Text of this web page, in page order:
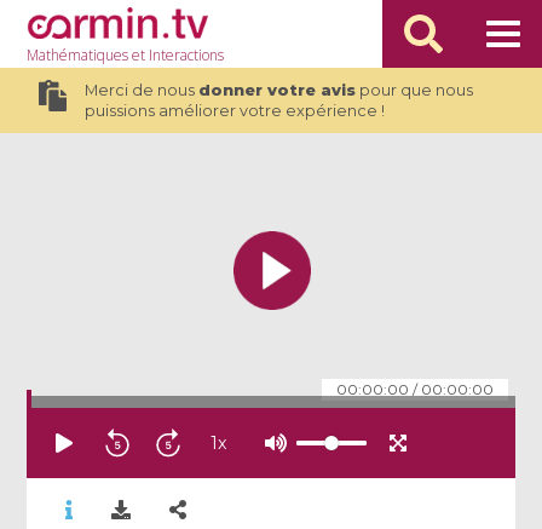
Mathématiqueset Interactions
Merci de nous donner votre avispour que nous
puissions améliorer votre expérience !
00:00:00 / 00:00:00
1x